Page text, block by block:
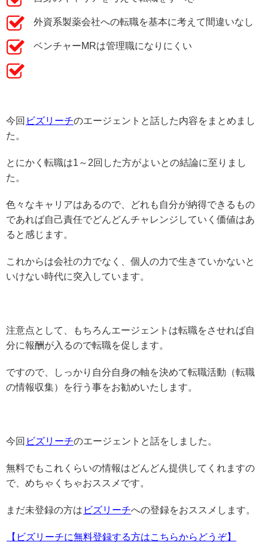
外資系製薬会社への転職を基本に考えて間違いなし
ベンチャーMRは管理職になりにくい
今回 ビズリーチのエージェントと話した内容をまとめまし
た。
とにかく転職は1～2回した方がよいとの結論に至りまし
た。
色々なキャリアはあるので、どれも自分が納得できるもの
であれば自己責任でどんどんチャレンジしていく価値はあ
ると感じます。
これからは会社の力でなく、個人の力で生きていかないと
いけない時代に突入しています。
注意点として、もちろんエージェントは転職をさせれば自
分に報酬が入るので転職を促します。
ですので、しっかり自分自身の軸を決めて転職活動（転職
の情報収集）を行う事をお勧めいたします。
今回 ビズリーチのエージェントと話をしました。
無料でもこれくらいの情報はどんどん提供してくれますの
で、めちゃくちゃおススメです。
まだ未登録の方は ビズリーチへの登録をおススメします。
【ビズリーチに無料登録する方はこちらからどうぞ】